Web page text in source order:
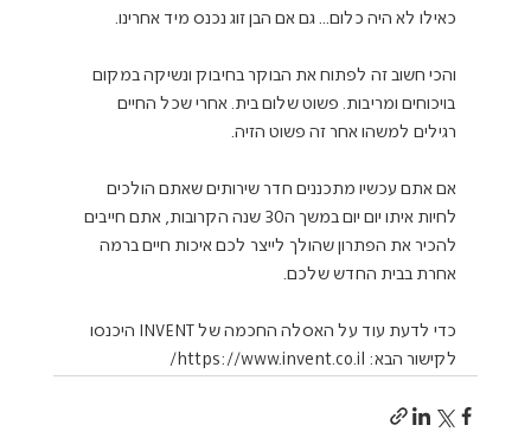
כאילו לא היה כלום... גם אם הבן זוג נכנס מיד אחרינו.
והכי חשוב זה לפתוח את הבוקר בחיבוק ונשיקה במקום
בויכוחים ומריבות. פשוט שלום בית. אחרי שכל החיים
רגילים למשהו אחר זה פשוט הזיה.
אם אתם עכשיו מתכננים חדר שירותים שאתם הולכים
לחיות איתו יום יום במשך ה30 שנה הקרובות, אתם חייבים
להכיר את הפתרון שהולך לייצר לכם איכות חיים ברמה
אחרת בבית החדש שלכם.
כדי לדעת עוד על האסלה החכמה של INVENT היכנסו
לקישור הבא: https://www.invent.co.il/